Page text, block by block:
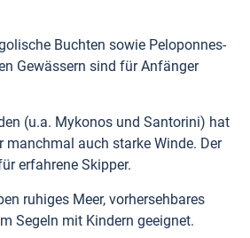
Buchten sowie Peloponnes-
Gewässern sind für Anfänger
(u.a. Mykonos und Santorini) hat
manchmal auch starke Winde. Der
erfahrene Skipper.
ruhiges Meer, vorhersehbares
Segeln mit Kindern geeignet.